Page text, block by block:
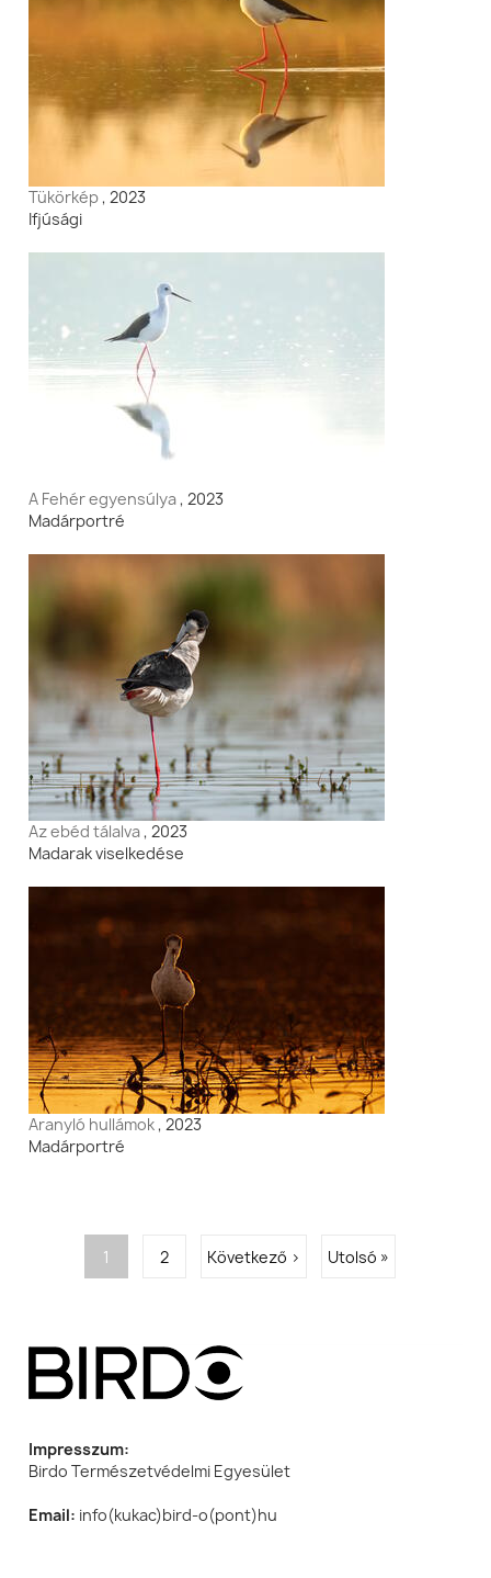
Tükörkép, 2023
Ifjúsági
A Fehér egyensúlya, 2023
Madárportré
Az ebéd tálalva, 2023
Madarak viselkedése
Aranyló hullámok, 2023
Madárportré
Oldalszámozás
Jelenlegi
1 Oldal
2 Következő
Következő › Utolsó
Utolsó »
Impresszum:
Birdo Természetvédelmi Egyesület
Email: info(kukac)bird-o(pont)hu